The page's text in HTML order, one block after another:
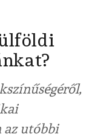
az utóbbi